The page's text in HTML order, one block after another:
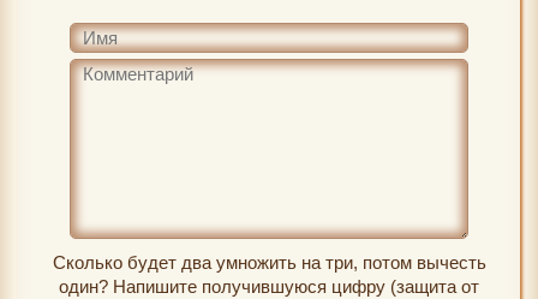
Сколько будет два умножить на три, потом вычесть
один? Напишите получившуюся цифру (защита от